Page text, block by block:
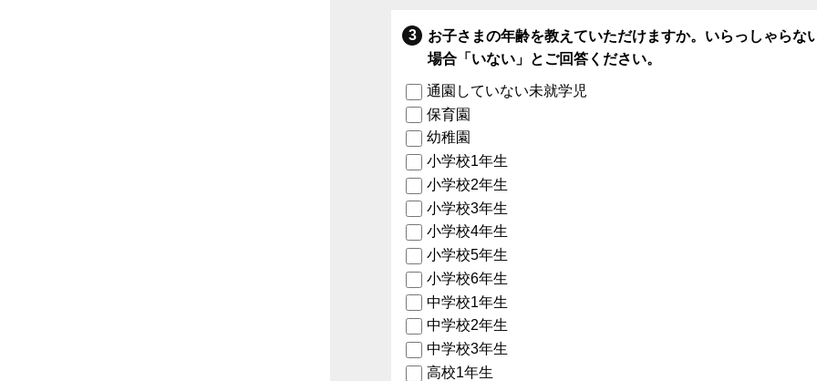
お子さまの年齢を教えていただけますか。いらっしゃらな
場合「いない」とご回答ください。
通園していない未就学児
保育園
幼稚園
小学校1年生
小学校2年生
小学校3年生
小学校4年生
小学校5年生
小学校6年生
中学校1年生
中学校2年生
中学校3年生
高校1年生